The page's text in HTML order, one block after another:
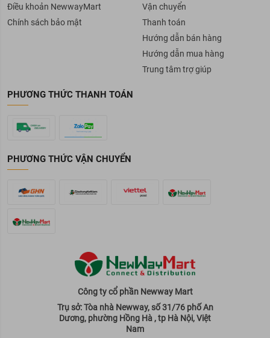
Điều khoản NewwayMart
Chính sách bảo mật
Vận chuyển
Thanh toán
Hướng dẫn bán hàng
Hướng dẫn mua hàng
Trung tâm trợ giúp
PHƯƠNG THỨC THANH TOÁN
PHƯƠNG THỨC VẬN CHUYỂN
Công ty cổ phần Newway Mart
Trụ sở: Tòa nhà Newway, số 31/76 phố An
Dương, phường Hồng Hà , tp Hà Nội, Việt
Nam